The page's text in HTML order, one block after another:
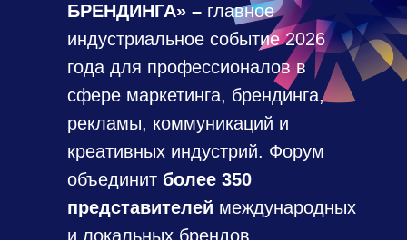
БРЕНДИНГА» – главное
индустриальное событие 2026
года для профессионалов в
сфере маркетинга, брендинга,
рекламы, коммуникаций и
креативных индустрий. Форум
объединит более 350
представителей международных
и локальных брендов,